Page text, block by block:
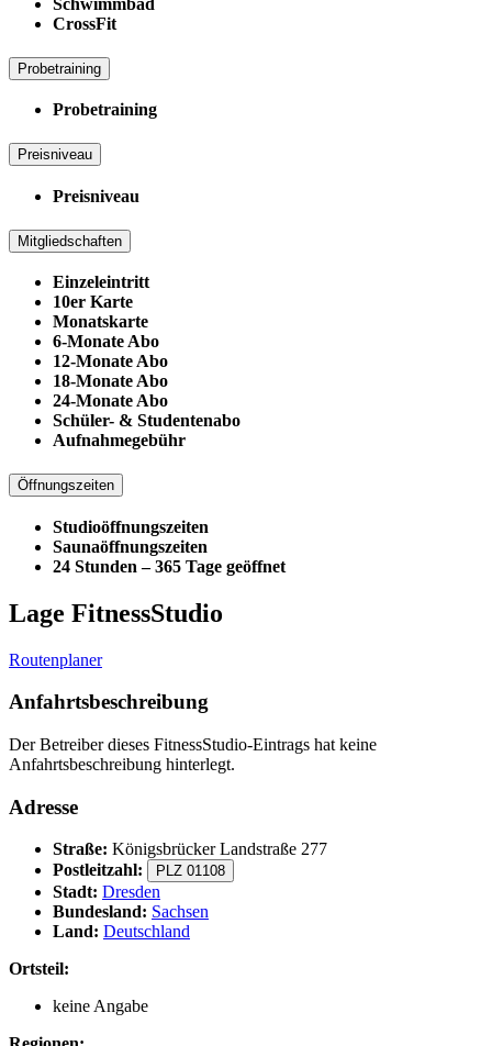
Schwimmbad
CrossFit
Probetraining
Probetraining
Preisniveau
Preisniveau
Mitgliedschaften
Einzeleintritt
10er Karte
Monatskarte
6-Monate Abo
12-Monate Abo
18-Monate Abo
24-Monate Abo
Schüler- & Studentenabo
Aufnahmegebühr
Öffnungszeiten
Studioöffnungszeiten
Saunaöffnungszeiten
24 Stunden – 365 Tage geöffnet
Lage FitnessStudio
Routenplaner
Anfahrtsbeschreibung
Der Betreiber dieses FitnessStudio-Eintrags hat keine
Anfahrtsbeschreibung hinterlegt.
Adresse
Straße: Königsbrücker Landstraße 277
Postleitzahl:
PLZ 01108
Stadt: Dresden
Bundesland: Sachsen
Land: Deutschland
Ortsteil:
keine Angabe